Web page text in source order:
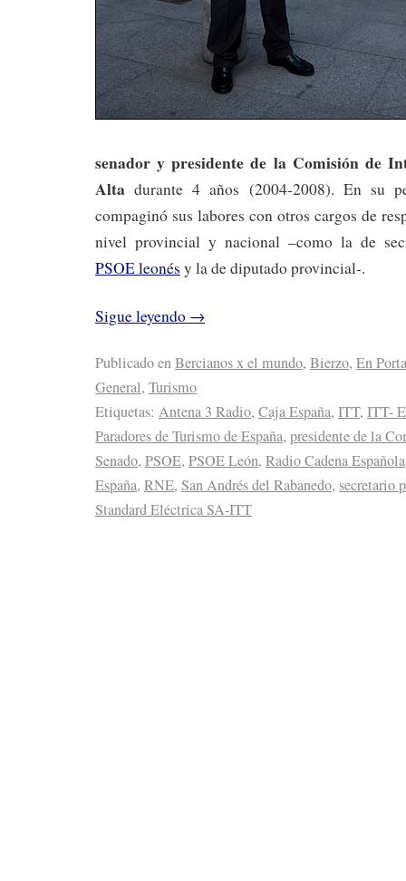
senador y presidente de la Comisión de
Alta durante 4 años (2004-2008). En su
compaginó sus labores con otros cargos de
nivel provincial y nacional –como la de
PSOE leonés y la de diputado provincial-.
Sigue leyendo →
Publicado enBercianos x el mundo, Bierzo, En
General, Turismo
Etiquetas: Antena 3 Radio, Caja España, ITT, ITT-
Paradores de Turismo de España, presidente de la
Senado, PSOE, PSOE León, Radio Cadena Española
España, RNE, San Andrés del Rabanedo, secretario
Standard Eléctrica SA-ITT